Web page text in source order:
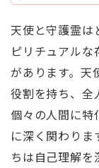
天使と守護霊は
ピリチュアル
があります。天
役割を持ち、全
個々の人間に特
に深く関わりま
ちは自己理解を